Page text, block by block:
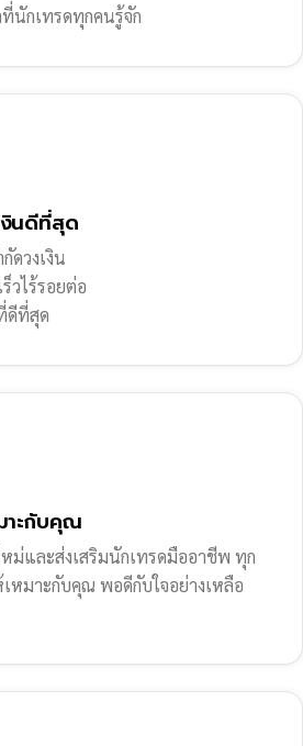
นักเทรดทุกคนรู้จัก
นดีที่สุด
ดวงเงิน
วไร้รอยต่อ
ดีที่สุด
าะกับคุณ
ม่และส่งเสริมนักเทรดมืออาชีพ ทุก
มาะกับคุณ พอดีกับใจอย่างเหลือ